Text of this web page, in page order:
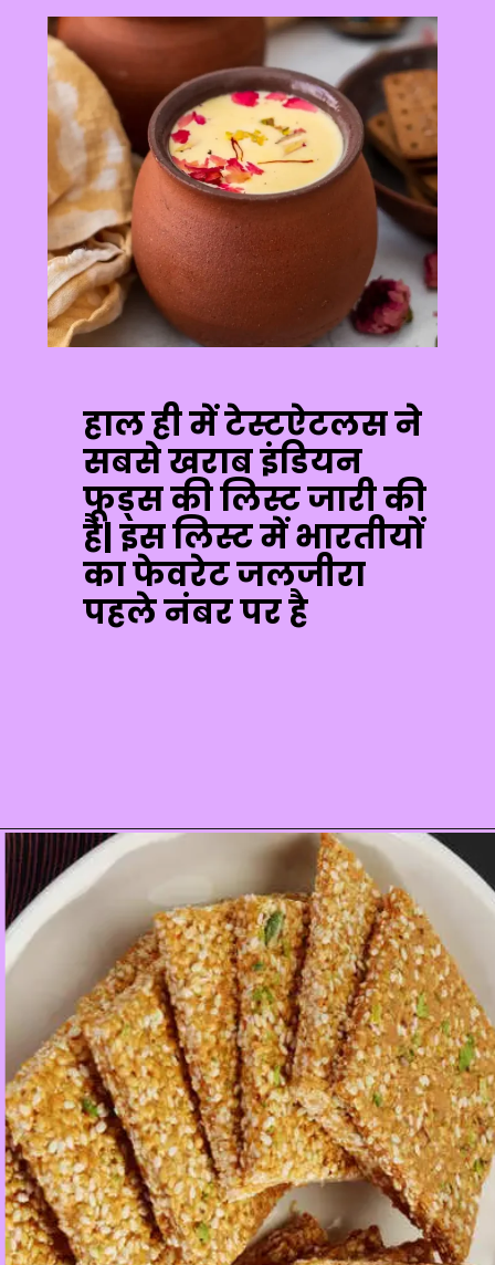
हाल ही में टेस्टऐटलस ने
सबसे खराब इंडियन
फूड्स की लिस्ट जारी की
है| इस लिस्ट में भारतीयों
का फेवरेट जलजीरा
पहले नंबर पर है